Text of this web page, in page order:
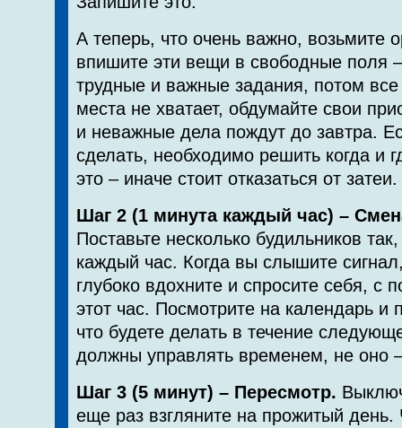
А теперь, что очень важно, возьмите
впишите эти вещи в свободные поля
трудные и важные задания, потом
места не хватает, обдумайте свои
и неважные дела пождут до завтра.
сделать, необходимо решить когда и
это – иначе стоит отказаться от затеи.
Шаг 2 (1 минута каждый час) –
Поставьте несколько будильников
каждый час. Когда вы слышите
глубоко вдохните и спросите себя, с
этот час. Посмотрите на календарь и
что будете делать в течение
должны управлять временем, не оно
Шаг 3 (5 минут) – Пересмотр.
еще раз взгляните на прожитый